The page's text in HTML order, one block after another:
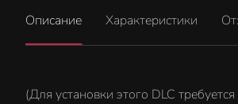
Описание Характеристики
(Для установки этого DLC